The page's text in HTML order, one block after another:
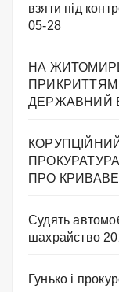
взяти під
05-28
НА
ДЕРЖАВНИЙ
ПРО
Судять
шахрайство
Гунько і